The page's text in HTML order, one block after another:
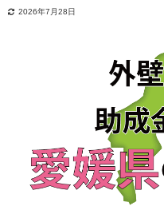
2026年7月28日